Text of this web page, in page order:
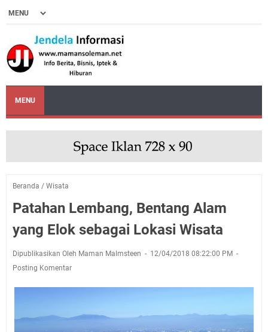
MENU
Beranda / Wisata
Patahan Lembang, Bentang Alam
yang Elok sebagai Lokasi Wisata
Dipublikasikan Oleh Maman Malmsteen
12/04/2018 08:22:00 PM
Posting Komentar